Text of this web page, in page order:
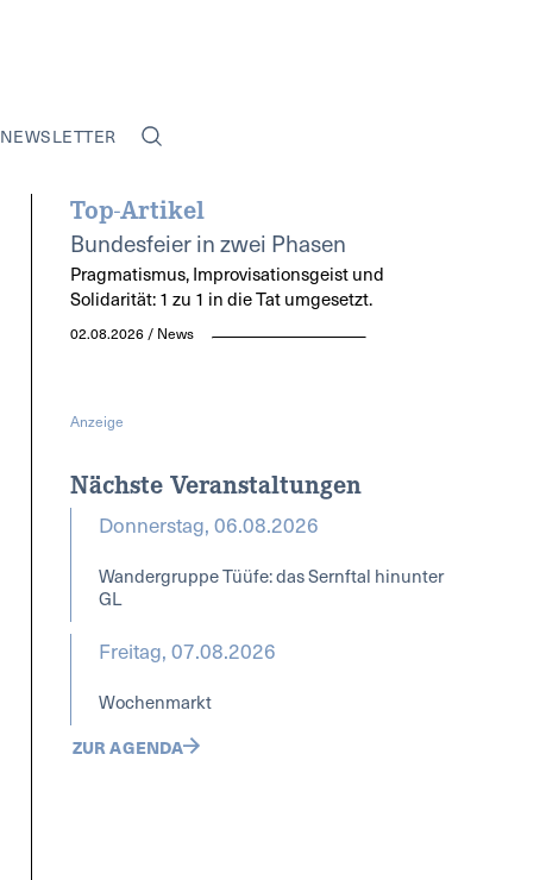
NEWSLETTER
Top-Artikel
Bundesfeier in zwei Phasen
Pragmatismus, Improvisationsgeist und
Solidarität: 1 zu 1 in die Tat umgesetzt.
02.08.2026 / News
Anzeige
Nächste Veranstaltungen
Donnerstag, 06.08.2026
Wandergruppe Tüüfe: das Sernftal hinunter
GL
Freitag, 07.08.2026
Wochenmarkt
ZUR AGENDA